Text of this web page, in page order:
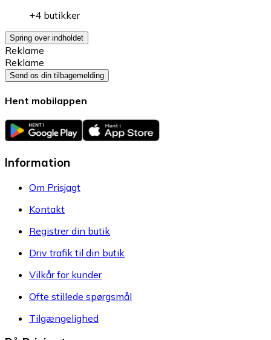
+4 butikker
Spring over indholdet
Reklame
Reklame
Send os din tilbagemelding
Hent mobilappen
Information
Om Prisjagt
Kontakt
Registrer din butik
Driv trafik til din butik
Vilkår for kunder
Ofte stillede spørgsmål
Tilgængelighed